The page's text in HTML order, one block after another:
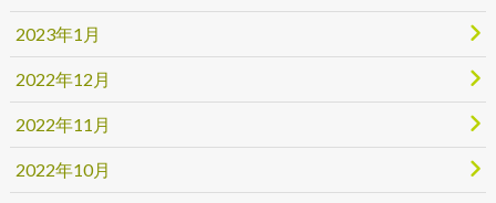
2023年1月
2022年12月
2022年11月
2022年10月